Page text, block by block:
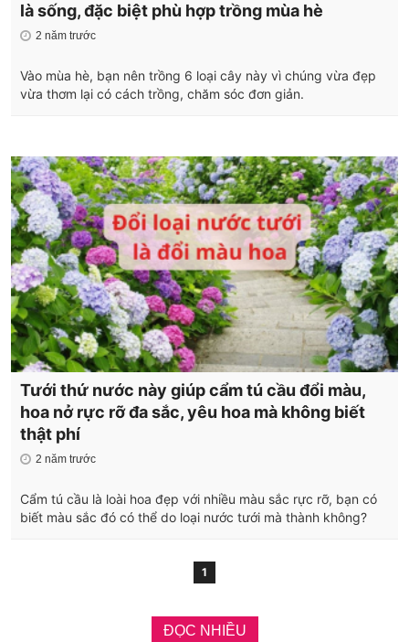
là sống, đặc biệt phù hợp trồng mùa hè
2 năm trước
Vào mùa hè, bạn nên trồng 6 loại cây này vì chúng vừa đẹp
vừa thơm lại có cách trồng, chăm sóc đơn giản.
Tưới thứ nước này giúp cẩm tú cầu đổi màu,
hoa nở rực rỡ đa sắc, yêu hoa mà không biết
thật phí
2 năm trước
Cẩm tú cầu là loài hoa đẹp với nhiều màu sắc rực rỡ, bạn có
biết màu sắc đó có thể do loại nước tưới mà thành không?
1
ĐỌC NHIỀU